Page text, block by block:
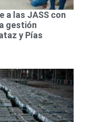
a las JASS con
gestión
y Pías